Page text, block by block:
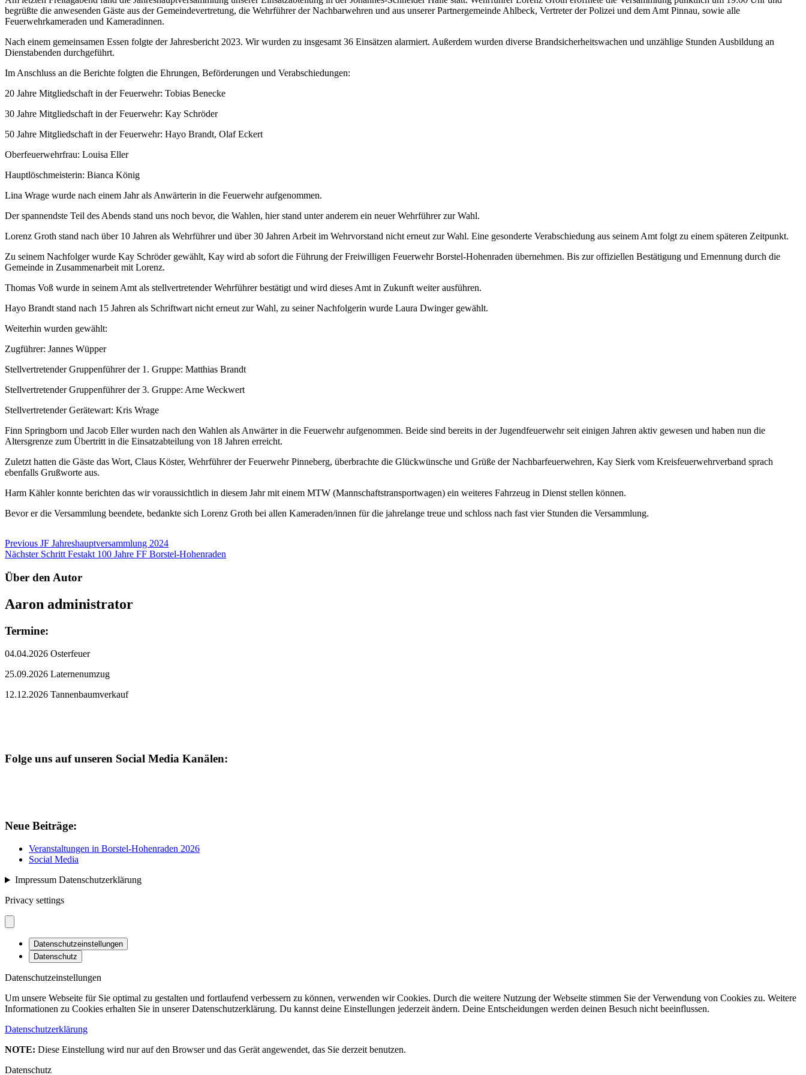
begrüßte die anwesenden Gäste aus der Gemeindevertretung, die Wehrführer der Nachbarwehren und aus unserer Partnergemeinde Ahlbeck, Vertreter der Polizei und dem Amt Pinnau, sowie alle
Feuerwehrkameraden und Kameradinnen.
Nach einem gemeinsamen Essen folgte der Jahresbericht 2023. Wir wurden zu insgesamt 36 Einsätzen alarmiert. Außerdem wurden diverse Brandsicherheitswachen und unzählige Stunden Ausbildung an
Dienstabenden durchgeführt.
Im Anschluss an die Berichte folgten die Ehrungen, Beförderungen und Verabschiedungen:
20 Jahre Mitgliedschaft in der Feuerwehr: Tobias Benecke
30 Jahre Mitgliedschaft in der Feuerwehr: Kay Schröder
50 Jahre Mitgliedschaft in der Feuerwehr: Hayo Brandt, Olaf Eckert
Oberfeuerwehrfrau: Louisa Eller
Hauptlöschmeisterin: Bianca König
Lina Wrage wurde nach einem Jahr als Anwärterin in die Feuerwehr aufgenommen.
Der spannendste Teil des Abends stand uns noch bevor, die Wahlen, hier stand unter anderem ein neuer Wehrführer zur Wahl.
Lorenz Groth stand nach über 10 Jahren als Wehrführer und über 30 Jahren Arbeit im Wehrvorstand nicht erneut zur Wahl. Eine gesonderte Verabschiedung aus seinem Amt folgt zu einem späteren Zeitpunkt.
Zu seinem Nachfolger wurde Kay Schröder gewählt, Kay wird ab sofort die Führung der Freiwilligen Feuerwehr Borstel-Hohenraden übernehmen. Bis zur offiziellen Bestätigung und Ernennung durch die
Gemeinde in Zusammenarbeit mit Lorenz.
Thomas Voß wurde in seinem Amt als stellvertretender Wehrführer bestätigt und wird dieses Amt in Zukunft weiter ausführen.
Hayo Brandt stand nach 15 Jahren als Schriftwart nicht erneut zur Wahl, zu seiner Nachfolgerin wurde Laura Dwinger gewählt.
Weiterhin wurden gewählt:
Zugführer: Jannes Wüpper
Stellvertretender Gruppenführer der 1. Gruppe: Matthias Brandt
Stellvertretender Gruppenführer der 3. Gruppe: Arne Weckwert
Stellvertretender Gerätewart: Kris Wrage
Finn Springborn und Jacob Eller wurden nach den Wahlen als Anwärter in die Feuerwehr aufgenommen. Beide sind bereits in der Jugendfeuerwehr seit einigen Jahren aktiv gewesen und haben nun die
Altersgrenze zum Übertritt in die Einsatzabteilung von 18 Jahren erreicht.
Zuletzt hatten die Gäste das Wort, Claus Köster, Wehrführer der Feuerwehr Pinneberg, überbrachte die Glückwünsche und Grüße der Nachbarfeuerwehren, Kay Sierk vom Kreisfeuerwehrverband sprach
ebenfalls Grußworte aus.
Harm Kähler konnte berichten das wir voraussichtlich in diesem Jahr mit einem MTW (Mannschaftstransportwagen) ein weiteres Fahrzeug in Dienst stellen können.
Bevor er die Versammlung beendete, bedankte sich Lorenz Groth bei allen Kameraden/innen für die jahrelange treue und schloss nach fast vier Stunden die Versammlung.
Beitragsnavigation
Previous JF Jahreshauptversammlung 2024
Nächster Schritt Festakt 100 Jahre FF Borstel-Hohenraden
Über den Autor
Aaron administrator
Termine:
04.04.2026 Osterfeuer
25.09.2026 Laternenumzug
12.12.2026 Tannenbaumverkauf
Folge uns auf unseren Social Media Kanälen:
Neue Beiträge:
Veranstaltungen in Borstel-Hohenraden 2026
Social Media
Impressum Datenschutzerklärung
Privacy settings
Datenschutzeinstellungen
Datenschutz
Datenschutzeinstellungen
Um unsere Webseite für Sie optimal zu gestalten und fortlaufend verbessern zu können, verwenden wir Cookies. Durch die weitere Nutzung der Webseite stimmen Sie der Verwendung von Cookies zu. Weitere
Informationen zu Cookies erhalten Sie in unserer Datenschutzerklärung. Du kannst deine Einstellungen jederzeit ändern. Deine Entscheidungen werden deinen Besuch nicht beeinflussen.
Datenschutzerklärung
NOTE: Diese Einstellung wird nur auf den Browser und das Gerät angewendet, das Sie derzeit benutzen.
Datenschutz